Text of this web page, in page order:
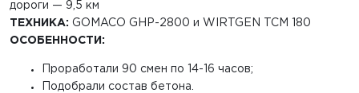
дороги — 9,5 км
ТЕХНИКА: GOMACO GHP-2800 и WIRTGEN TCM 180
ОСОБЕННОСТИ:
Проработали 90 смен по 14-16 часов;
Подобрали состав бетона.